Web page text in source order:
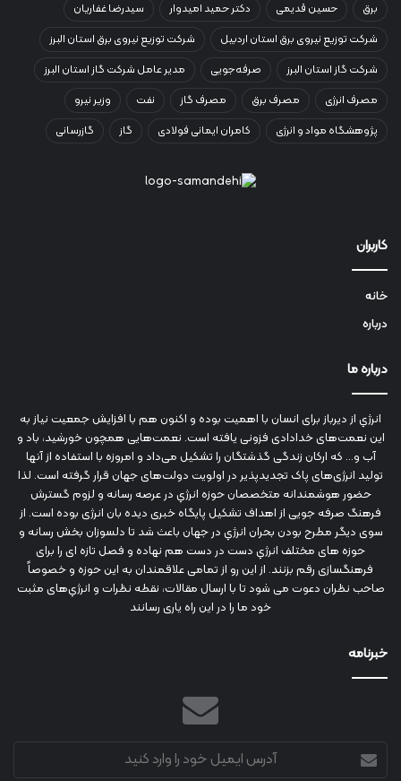
برق حسین قدیمی دکتر حمید امیدوار
سیدرضا غفاریان
شرکت توزیع نیروی برق استان اردبیل
شرکت توزیع نیروی برق استان البرز
شرکت گاز استان البرز
صرفه‌جویی
مدیر عامل شرکت گاز استان البرز
مصرف انرژی
مصرف برق مصرف گاز نفت
وزیر نیرو
پژوهشگاه مواد و انرژی
کامران ایمانی فولادی گاز گازرسانی
کاربران
خانه
درباره
درباره ما
انرژي‌ از دیرباز برای انسان با اهمیت بوده و اکنون هم با افزایش جمعیت نیاز به
این نعمت‌های خدادادی فزونی یافته است. نعمت‌هایی همچون خورشید، باد و
آب و... که ارکان زندگی گذشتگان را تشکیل می‌داد و امروزه با استفاده از آنها
تولید انرژی‌های پاک تجدیدپذیر در اولویت دولت‌های جهان قرار گرفته است. لذا
حضور هوشمندانه متخصصان حوزه انرژي در عرصه رسانه و لزوم گسترش
فرهنگ صرفه جویی از اهداف تشکیل پایگاه خبری دیده بان انرژی بوده است. از
سوی دیگر مطرح بودن بحران انرژي در جهان باعث شد تا دلسوزان بخش رسانه و
حوزه های مختلف انرژي دست در دست هم نهاده و فصل تازه ای را برای
فرهنگسازی رقم بزنند. از این رو از تمامی علاقمندان به این حوزه و خصوصاً
صاحب نظران دعوت می شود تا با ارسال مقالات، نقطه نظرات و انرژي‌های مثبت
خود ما را در این راه یاری رسانند
خبرنامه
آدرس
ایمیل